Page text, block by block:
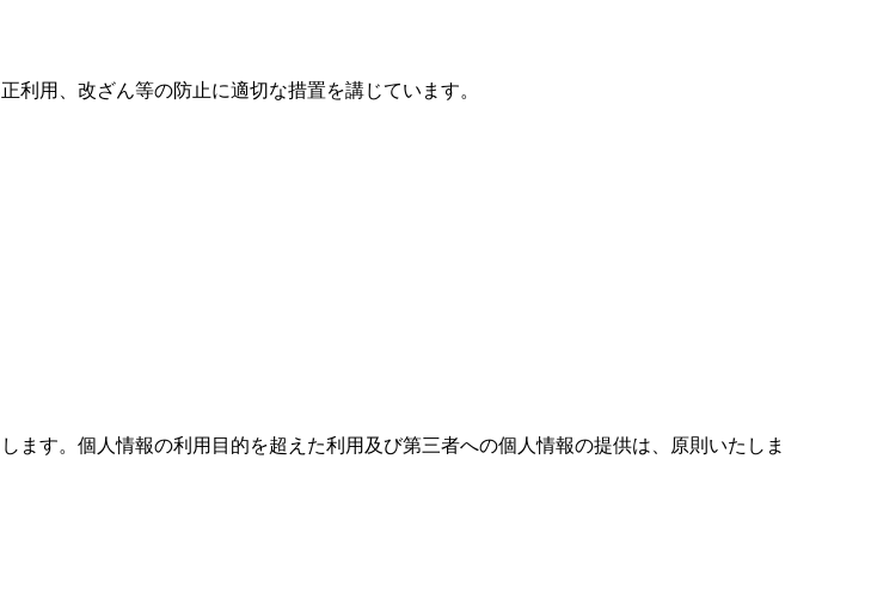
利用、改ざん等の防止に適切な措置を講じています。
す。個人情報の利用目的を超えた利用及び第三者への個人情報の提供は、原則いたしま